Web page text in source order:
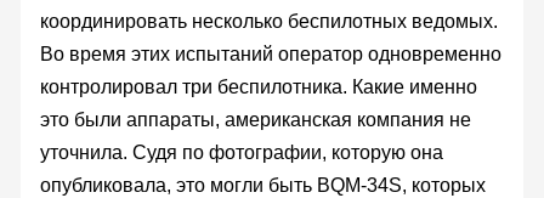
координировать несколько беспилотных ведомых.
Во время этих испытаний оператор одновременно
контролировал три беспилотника. Какие именно
это были аппараты, американская компания не
уточнила. Судя по фотографии, которую она
опубликовала, это могли быть BQM-34S, которых